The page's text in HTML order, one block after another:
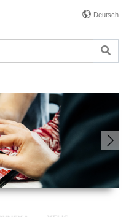
Deutsch